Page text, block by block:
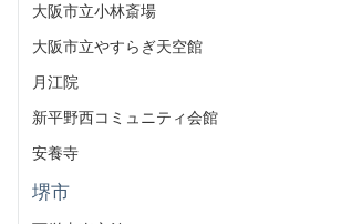
大阪市立小林斎場
大阪市立やすらぎ天空館
月江院
新平野西コミュニティ会館
安養寺
堺市